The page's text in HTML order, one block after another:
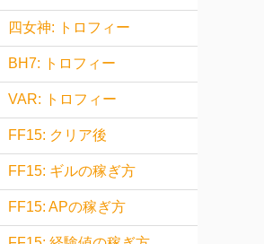
四女神: トロフィー
BH7: トロフィー
VAR: トロフィー
FF15: クリア後
FF15: ギルの稼ぎ方
FF15: APの稼ぎ方